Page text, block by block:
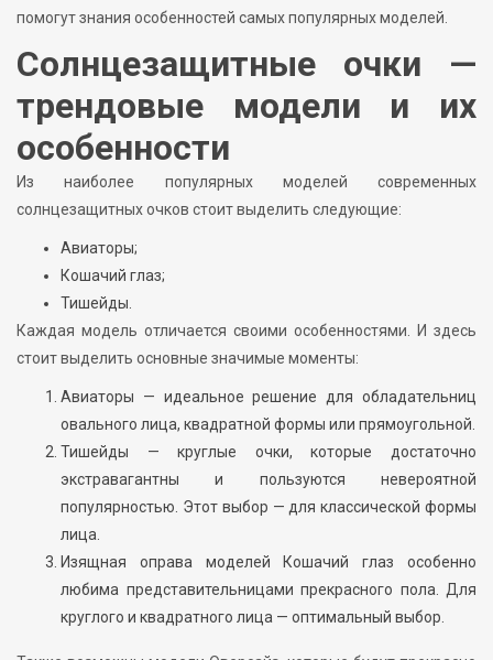
помогут знания особенностей самых популярных моделей.
Солнцезащитные очки —
трендовые модели и их
особенности
Из наиболее популярных моделей современных
солнцезащитных очков стоит выделить следующие:
Авиаторы;
Кошачий глаз;
Тишейды.
Каждая модель отличается своими особенностями. И здесь
стоит выделить основные значимые моменты:
Авиаторы — идеальное решение для обладательниц
овального лица, квадратной формы или прямоугольной.
Тишейды — круглые очки, которые достаточно
экстравагантны и пользуются невероятной
популярностью. Этот выбор — для классической формы
лица.
Изящная оправа моделей Кошачий глаз особенно
любима представительницами прекрасного пола. Для
круглого и квадратного лица — оптимальный выбор.